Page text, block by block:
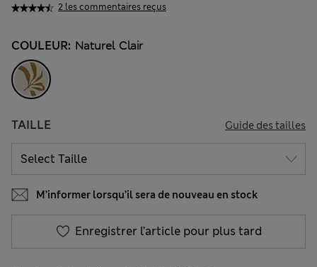
2 les commentaires reçus
COULEUR: Naturel Clair
TAILLE Guide des tailles
M’informer lorsqu’il sera de nouveau en stock
Enregistrer l’article pour plus tard